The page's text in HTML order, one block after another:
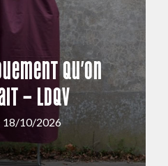
Qu’on
– LDQV
18/10/2026